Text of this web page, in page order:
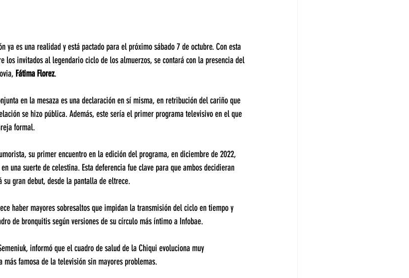
ya es una realidad y está pactado para el próximo sábado 7 de octubre. Con esta
los invitados al legendario ciclo de los almuerzos, se contará con la presencia del
Fátima Florez.
en la mesaza es una declaración en sí misma, en retribución del cariño que
se hizo pública. Además, este sería el primer programa televisivo en el que
formal.
su primer encuentro en la edición del programa, en diciembre de 2022,
una suerte de celestina. Esta deferencia fue clave para que ambos decidieran
gran debut, desde la pantalla de eltrece.
haber mayores sobresaltos que impidan la transmisión del ciclo en tiempo y
de bronquitis según versiones de su círculo más íntimo a Infobae.
informó que el cuadro de salud de la Chiqui evoluciona muy
más famosa de la televisión sin mayores problemas.